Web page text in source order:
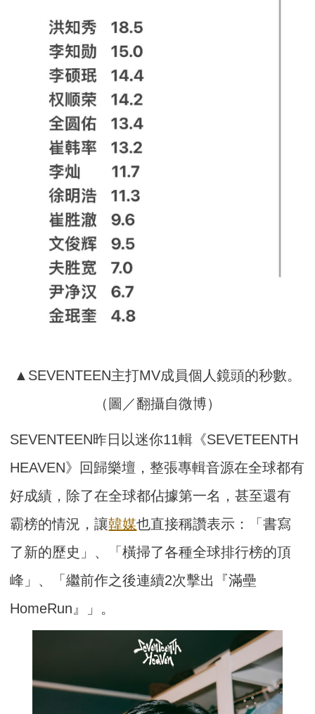
▲SEVENTEEN主打MV成員個人鏡頭的秒數。
（圖／翻攝自微博）
SEVENTEEN昨日以迷你11輯《SEVETEENTH
HEAVEN》回歸樂壇，整張專輯音源在全球都有
好成績，除了在全球都佔據第一名，甚至還有
霸榜的情況，讓韓媒也直接稱讚表示：「書寫
了新的歷史」、「橫掃了各種全球排行榜的頂
峰」、「繼前作之後連續2次擊出『滿壘
HomeRun』」。